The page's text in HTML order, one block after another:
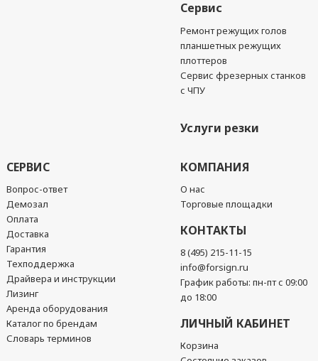
Сервис
Ремонт режущих голов
планшетных режущих
плоттеров
Сервис фрезерных станков
с ЧПУ
Услуги резки
СЕРВИС
Вопрос-ответ
Демозал
Оплата
Доставка
Гарантия
Техподдержка
Драйвера и инструкции
Лизинг
Аренда оборудования
Каталог по брендам
Словарь терминов
КОМПАНИЯ
О нас
Торговые площадки
КОНТАКТЫ
8 (495) 215-11-15
info@forsign.ru
График работы: пн-пт с 09:00
до 18:00
ЛИЧНЫЙ КАБИНЕТ
Корзина